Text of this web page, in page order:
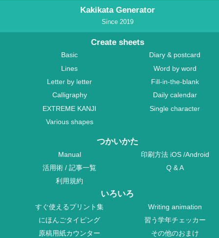
Kakikata Generator
Since 2019
Create sheets
Basic
Diary & postcard
Lines
Word by word
Letter by letter
Fill-in-the-blank
Calligraphy
Daily calendar
EXTREME KANJI
Single character
Various shapes
つかいかた
Manual 印刷方法 iOS /Android
活用術 /記事一覧
Q & A
利用規約
いろいろ
すぐ使えるプリント集
Writing animation
にほんごタイピング
習う学年チェッカー
原稿用紙カウンター
その他のおまけ